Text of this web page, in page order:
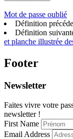
Mot de passe oublié
Définition
Définition
et planche illustrée
Footer
Newsletter
Faites vivre votre
newsletter !
First Name
Email Address